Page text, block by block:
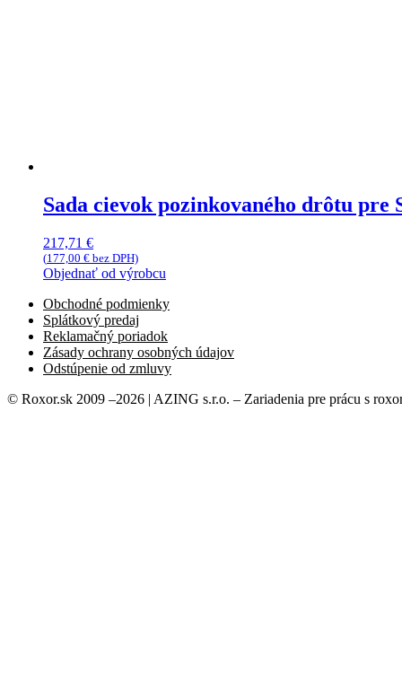
Sada cievok pozinkovaného drôtu pre
217,71 €
(177,00 € bez DPH)
Objednať od výrobcu
Obchodné podmienky
Splátkový predaj
Reklamačný poriadok
Zásady ochrany osobných údajov
Odstúpenie od zmluvy
© Roxor.sk 2009 –2026 | AZING s.r.o. – Zariadenia pre prácu s